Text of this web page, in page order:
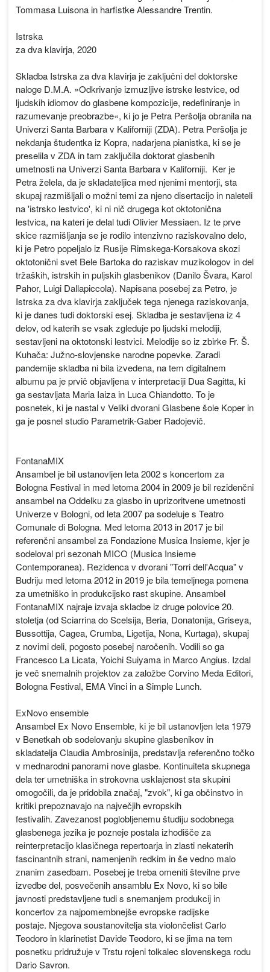
Tommasa Luisona in harfistke Alessandre Trentin.
Istrska
za dva klavirja, 2020
Skladba Istrska za dva klavirja je zaključni del doktorske
naloge D.M.A. »Odkrivanje izmuzljive istrske lestvice, od
ljudskih idiomov do glasbene kompozicije, redefiniranje in
razumevanje preobrazbe«, ki jo je Petra Peršolja obranila na
Univerzi Santa Barbara v Kaliforniji (ZDA). Petra Peršolja je
nekdanja študentka iz Kopra, nadarjena pianistka, ki se je
preselila v ZDA in tam zaključila doktorat glasbenih
umetnosti na Univerzi Santa Barbara v Kaliforniji. Ker je
Petra želela, da je skladateljica med njenimi mentorji, sta
skupaj razmišljali o možni temi za njeno disertacijo in naleteli
na 'istrsko lestvico', ki ni nič drugega kot oktotonična
lestvica, na kateri je delal tudi Olivier Messiaen. Iz te prve
skice razmišljanja se je rodilo intenzivno raziskovalno delo,
ki je Petro popeljalo iz Rusije Rimskega-Korsakova skozi
oktotonični svet Bele Bartoka do raziskav muzikologov in del
tržaških, istrskih in puljskih glasbenikov (Danilo Švara, Karol
Pahor, Luigi Dallapiccola). Napisana posebej za Petro, je
Istrska za dva klavirja zaključek tega njenega raziskovanja,
ki je danes tudi doktorski esej. Skladba je sestavljena iz 4
delov, od katerih se vsak zgleduje po ljudski melodiji,
sestavljeni na oktotonski lestvici. Melodije so iz zbirke Fr. Š.
Kuhača: Južno-slovjenske narodne popevke. Zaradi
pandemije skladba ni bila izvedena, na tem digitalnem
albumu pa je prvič objavljena v interpretaciji Dua Sagitta, ki
ga sestavljata Maria Iaiza in Luca Chiandotto. To je
posnetek, ki je nastal v Veliki dvorani Glasbene šole Koper in
ga je posnel studio Parametrik-Gaber Radojevič.
FontanaMIX
Ansambel je bil ustanovljen leta 2002 s koncertom za
Bologna Festival in med letoma 2004 in 2009 je bil rezidenčni
ansambel na Oddelku za glasbo in uprizoritvene umetnosti
Univerze v Bologni, od leta 2007 pa sodeluje s Teatro
Comunale di Bologna. Med letoma 2013 in 2017 je bil
referenčni ansambel za Fondazione Musica Insieme, kjer je
sodeloval pri sezonah MICO (Musica Insieme
Contemporanea). Rezidenca v dvorani "Torri dell'Acqua" v
Budriju med letoma 2012 in 2019 je bila temeljnega pomena
za umetniško in produkcijsko rast skupine. Ansambel
FontanaMIX najraje izvaja skladbe iz druge polovice 20.
stoletja (od Sciarrina do Scelsija, Beria, Donatonija, Griseya,
Bussottija, Cagea, Crumba, Ligetija, Nona, Kurtaga), skupaj
z novimi deli, pogosto posebej naročenih. Vodili so ga
Francesco La Licata, Yoichi Suiyama in Marco Angius. Izdal
je več snemalnih projektov za založbe Corvino Meda Editori,
Bologna Festival, EMA Vinci in a Simple Lunch.
ExNovo ensemble
Ansambel Ex Novo Ensemble, ki je bil ustanovljen leta 1979
v Benetkah ob sodelovanju skupine glasbenikov in
skladatelja Claudia Ambrosinija, predstavlja referenčno točko
v mednarodni panorami nove glasbe. Kontinuiteta skupnega
dela ter umetniška in strokovna usklajenost sta skupini
omogočili, da je pridobila značaj, "zvok", ki ga občinstvo in
kritiki prepoznavajo na največjih evropskih
festivalih. Zavezanost poglobljenemu študiju sodobnega
glasbenega jezika je pozneje postala izhodišče za
reinterpretacijo klasičnega repertoarja in zlasti nekaterih
fascinantnih strani, namenjenih redkim in še vedno malo
znanim zasedbam. Posebej je treba omeniti številne prve
izvedbe del, posvečenih ansamblu Ex Novo, ki so bile
javnosti predstavljene tudi s snemanjem produkcij in
koncertov za najpomembnejše evropske radijske
postaje. Njegova soustanovitelja sta violončelist Carlo
Teodoro in klarinetist Davide Teodoro, ki se jima na tem
posnetku pridružuje v Trstu rojeni tolkalec slovenskega rodu
Dario Savron.